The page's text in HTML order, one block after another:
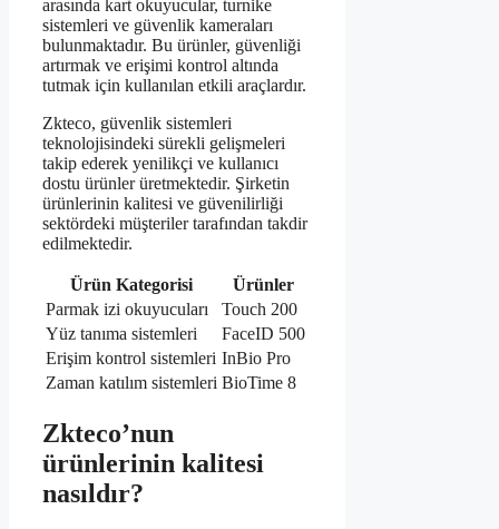
arasında kart okuyucular, turnike
sistemleri ve güvenlik kameraları
bulunmaktadır. Bu ürünler, güvenliği
artırmak ve erişimi kontrol altında
tutmak için kullanılan etkili araçlardır.
Zkteco, güvenlik sistemleri
teknolojisindeki sürekli gelişmeleri
takip ederek yenilikçi ve kullanıcı
dostu ürünler üretmektedir. Şirketin
ürünlerinin kalitesi ve güvenilirliği
sektördeki müşteriler tarafından takdir
edilmektedir.
Ürün Kategorisi
Ürünler
Parmak izi okuyucuları
Touch 200
Yüz tanıma sistemleri
FaceID 500
Erişim kontrol sistemleri InBio Pro
Zaman katılım sistemleri BioTime 8
Zkteco’nun
ürünlerinin kalitesi
nasıldır?